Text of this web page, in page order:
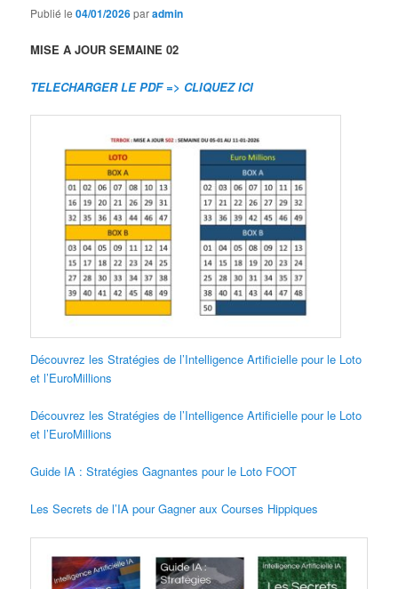
Publié le04/01/2026paradmin
MISE A JOUR SEMAINE 02
TELECHARGER LE PDF => CLIQUEZ ICI
Découvrez les Stratégies de l’Intelligence Artificielle pour le Loto
et l’EuroMillions
Découvrez les Stratégies de l’Intelligence Artificielle pour le Loto
et l’EuroMillions
Guide IA : Stratégies Gagnantes pour le Loto FOOT
Les Secrets de l’IA pour Gagner aux Courses Hippiques